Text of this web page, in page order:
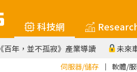
科技網
《百年，並不孤寂》產業導讀 未來
伺服器/儲存 ｜ 軟體/